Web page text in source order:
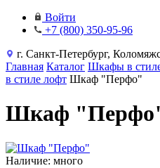
Войти
+7 (800) 350-95-96
г. Санкт-Петербург,
Главная Каталог Шкафы в
в стиле лофт Шкаф "Перфо"
Шкаф
Наличие: много